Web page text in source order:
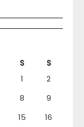
S
S
1
2
8
9
15
16